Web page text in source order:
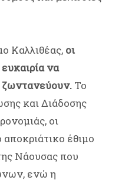
Καλλιθέας, οι
να
ζωντανεύουν. Το
και Διάδοσης
οι
έθιμο
Νάουσας που
ενώ η